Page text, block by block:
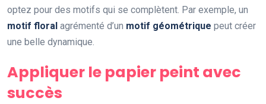
optez pour des motifs qui se complètent. Par exemple, un
motif floral agrémenté d’un motif géométrique peut créer
une belle dynamique.
Appliquer le papier peint avec
succès